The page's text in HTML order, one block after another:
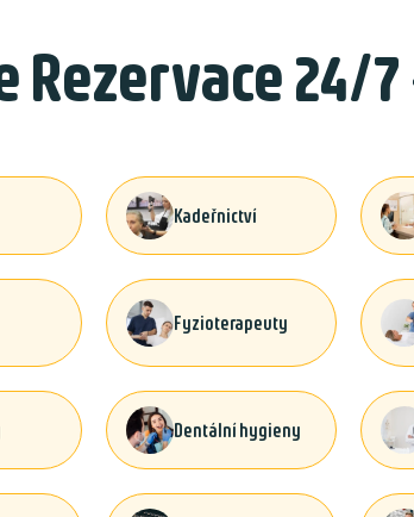
Rezervace 24/
Kadeřnictví
Fyzioterapeuty
Dentální hygieny